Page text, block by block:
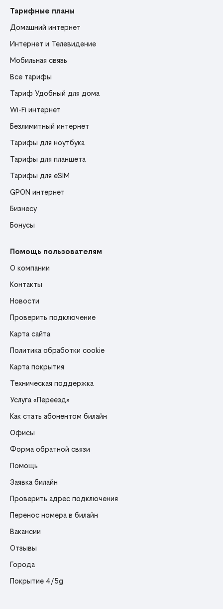
Тарифные планы
Домашний интернет
Интернет и Телевидение
Мобильная связь
Все тарифы
Тариф Удобный для дома
Wi-Fi интернет
Безлимитный интернет
Тарифы для ноутбука
Тарифы для планшета
Тарифы для eSIM
GPON интернет
Бизнесу
Бонусы
Помощь пользователям
О компании
Контакты
Новости
Проверить подключение
Карта сайта
Политика обработки cookie
Карта покрытия
Техническая поддержка
Услуга «Переезд»
Как стать абонентом билайн
Офисы
Форма обратной связи
Помощь
Заявка билайн
Проверить адрес подключения
Перенос номера в билайн
Вакансии
Отзывы
Города
Покрытие 4/5g